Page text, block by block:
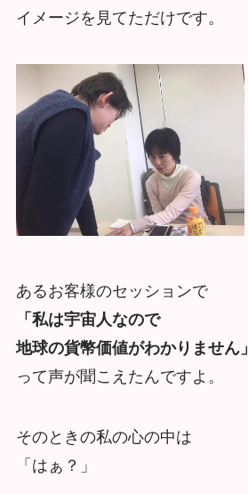
イメージを見てただけです。
あるお客様のセッションで
「私は宇宙人なので
地球の貨幣価値がわかりません」
って声が聞こえたんですよ。
そのときの私の心の中は
「はぁ？」